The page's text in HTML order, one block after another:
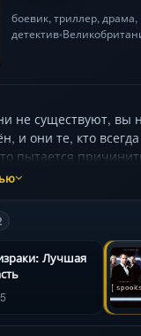
боевик, триллер, драма,
детектив•
не существуют, вы
и они те, кто
пытается
британской разведки
личность. В
биографии. Они
за национальную
Лучшая